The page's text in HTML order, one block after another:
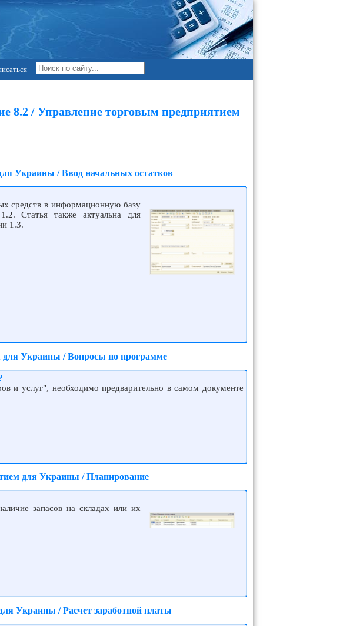
8.2 / Управление торговым предприятием
Украины / Ввод начальных остатков
средств в информационную базу
Статья также актуальна для
1.3.
для Украины / Вопросы по программе
и услуг", необходимо предварительно в самом документе
для Украины / Планирование
запасов на складах или их
Украины / Расчет заработной платы